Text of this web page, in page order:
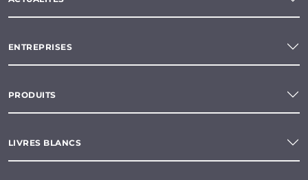
ENTREPRISES
PRODUITS
LIVRES BLANCS